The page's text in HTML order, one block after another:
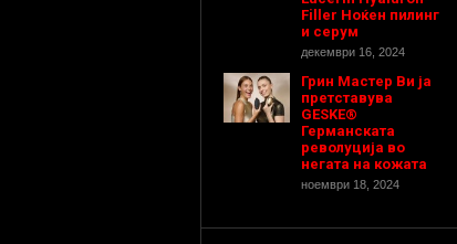
Filler Ноќен пилинг
и серум
декември 16, 2024
Грин Мастер Ви ја
претставува
GESKE®
Германската
револуција во
негата на кожата
ноември 18, 2024